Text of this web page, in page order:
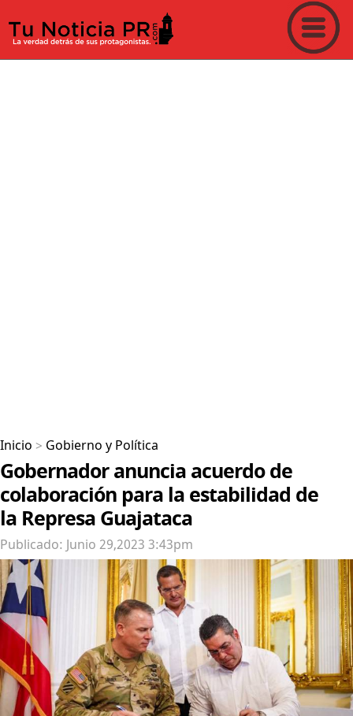
Inicio > Gobierno y Política
Gobernador anuncia acuerdo de
colaboración para la estabilidad de
la Represa Guajataca
Publicado: Junio 29,2023 3:43pm